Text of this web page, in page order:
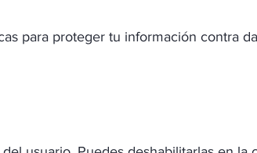
para proteger tu información contra